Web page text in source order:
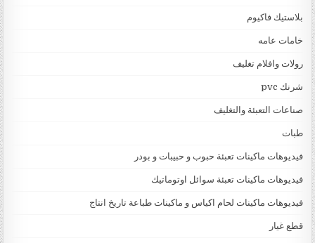
بلاستيك فاكيوم
خامات عامه
رولات وافلام تغليف
شرنك pvc
صناعات التعبئة والتغليف
طبات
فيديوهات ماكينات تعبئة حبوب و حبيبات و بودر
فيديوهات ماكينات تعبئة سوائل اوتوماتيك
فيديوهات ماكينات لحام اكياس و ماكينات طباعة تاريخ انتاج
قطع غيار